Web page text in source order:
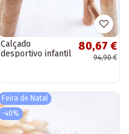
Calçado
desportivo infantil
80,67 €
94,90 €
Feira de Natal
-40%